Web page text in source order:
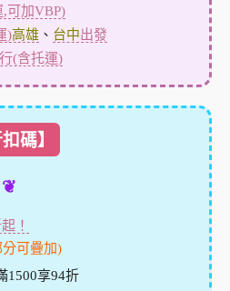
可加VBP)
)高雄 、 台中出發
(含托運)
碼】
❦
！
可疊加)
1500享94折